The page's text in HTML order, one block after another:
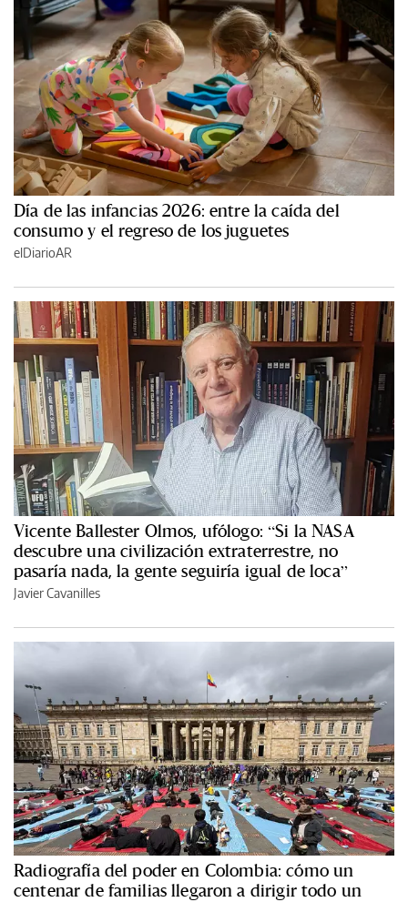
Día de las infancias 2026: entre la caída del
consumo y el regreso de los juguetes
elDiarioAR
Vicente Ballester Olmos, ufólogo: “Si la NASA
descubre una civilización extraterrestre, no
pasaría nada, la gente seguiría igual de loca”
Javier Cavanilles
Radiografía del poder en Colombia: cómo un
centenar de familias llegaron a dirigir todo un